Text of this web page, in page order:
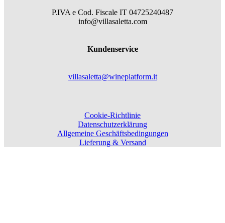
P.IVA e Cod. Fiscale IT 04725240487
info@villasaletta.com
Kundenservice
villasaletta@wineplatform.it
Cookie-Richtlinie
Datenschutzerklärung
Allgemeine Geschäftsbedingungen
Lieferung & Versand